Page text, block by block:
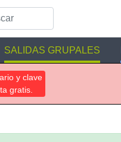
SALIDAS GRUPALES
y clave
gratis.